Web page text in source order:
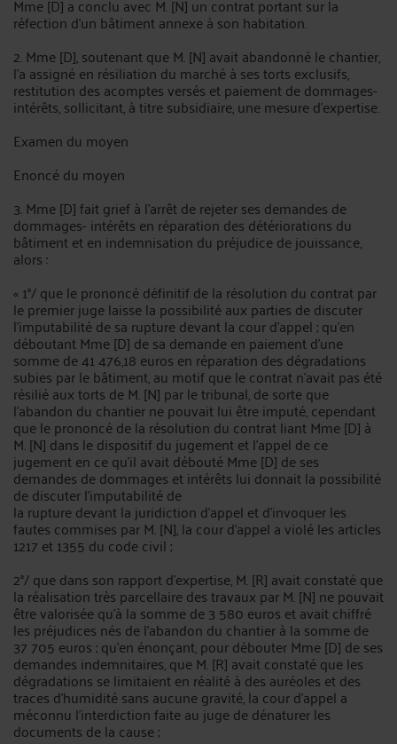
Mme [D] a conclu avec M. [N] un contrat portant sur la
réfection d'un bâtiment annexe à son habitation.
2. Mme [D], soutenant que M. [N] avait abandonné le chantier,
l'a assigné en résiliation du marché à ses torts exclusifs,
restitution des acomptes versés et paiement de dommages-
intérêts, sollicitant, à titre subsidiaire, une mesure d'expertise.
Examen du moyen
Enoncé du moyen
3. Mme [D] fait grief à l'arrêt de rejeter ses demandes de
dommages- intérêts en réparation des détériorations du
bâtiment et en indemnisation du préjudice de jouissance,
alors :
« 1°/ que le prononcé définitif de la résolution du contrat par
le premier juge laisse la possibilité aux parties de discuter
l'imputabilité de sa rupture devant la cour d'appel ; qu'en
déboutant Mme [D] de sa demande en paiement d'une
somme de 41 476,18 euros en réparation des dégradations
subies par le bâtiment, au motif que le contrat n'avait pas été
résilié aux torts de M. [N] par le tribunal, de sorte que
l'abandon du chantier ne pouvait lui être imputé, cependant
que le prononcé de la résolution du contrat liant Mme [D] à
M. [N] dans le dispositif du jugement et l'appel de ce
jugement en ce qu'il avait débouté Mme [D] de ses
demandes de dommages et intérêts lui donnait la possibilité
de discuter l'imputabilité de
la rupture devant la juridiction d'appel et d'invoquer les
fautes commises par M. [N], la cour d'appel a violé les articles
1217 et 1355 du code civil ;
2°/ que dans son rapport d'expertise, M. [R] avait constaté que
la réalisation très parcellaire des travaux par M. [N] ne pouvait
être valorisée qu'à la somme de 3 580 euros et avait chiffré
les préjudices nés de l'abandon du chantier à la somme de
37 705 euros ; qu'en énonçant, pour débouter Mme [D] de ses
demandes indemnitaires, que M. [R] avait constaté que les
dégradations se limitaient en réalité à des auréoles et des
traces d'humidité sans aucune gravité, la cour d'appel a
méconnu l'interdiction faite au juge de dénaturer les
documents de la cause ;